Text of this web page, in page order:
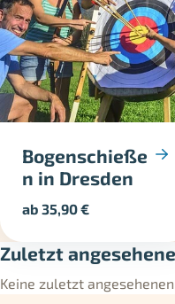
Bogenschieße
n in Dresden
ab35,90€
Zuletzt
Keine zuletzt